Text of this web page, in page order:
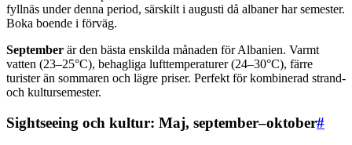
fyllnäs under denna period, särskilt i augusti då albaner har semester.
Boka boende i förväg.
September är den bästa enskilda månaden för Albanien. Varmt
vatten (23–25°C), behagliga lufttemperaturer (24–30°C), färre
turister än sommaren och lägre priser. Perfekt för kombinerad strand-
och kultursemester.
Sightseeing och kultur: Maj, september–oktober#